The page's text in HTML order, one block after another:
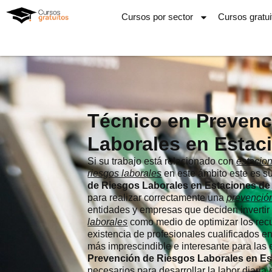
Cursos por sector Cursos
Técnico en
Laborales en
Si su trabajo está relacionado con
riesgos laboralesen este ámbito este es
de Riesgos Laborales en Estaciones
para realizar correctamente una
entidades y empresas que deciden
laborales como medio de optimizar los
existencia de profesionales cualificados
más imprescindible e interesante para las
Prevención de Riesgos Laborales en